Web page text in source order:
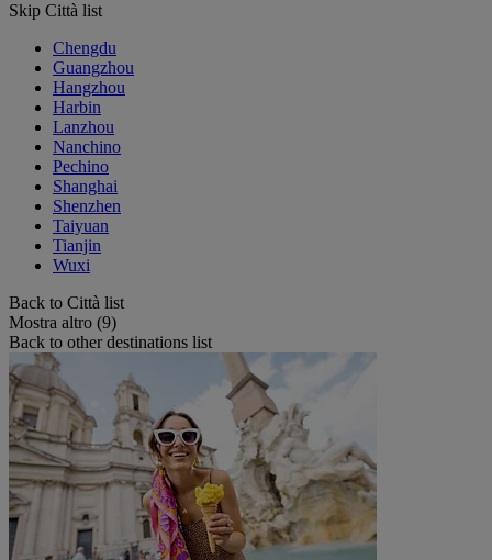
Skip Città list
Chengdu
Guangzhou
Hangzhou
Harbin
Lanzhou
Nanchino
Pechino
Shanghai
Shenzhen
Taiyuan
Tianjin
Wuxi
Back to Città list
Mostra altro (9)
Back to other destinations list